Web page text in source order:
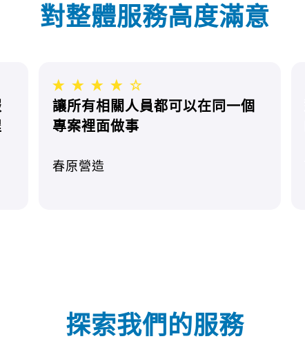
對整體服務高度滿意
讓所有相關人員都可以在同一個
專案裡面做事
春原營造
探索我們的服務